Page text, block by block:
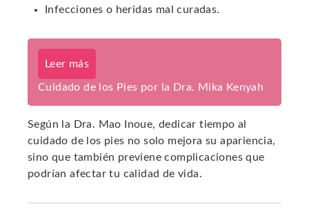
Infecciones o heridas mal curadas.
Leer más
Cuidado de los Pies por la Dra. Mika Kenyah
Según la Dra. Mao Inoue, dedicar tiempo al
cuidado de los pies no solo mejora su apariencia,
sino que también previene complicaciones que
podrían afectar tu calidad de vida.